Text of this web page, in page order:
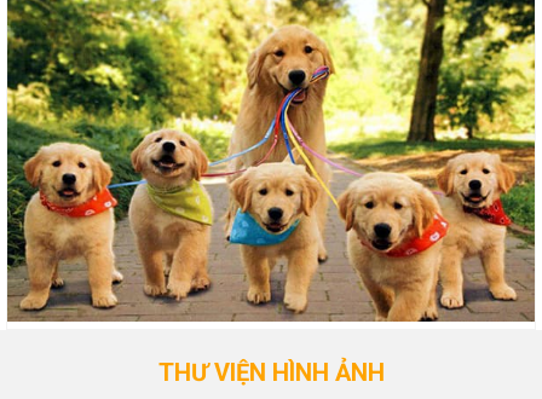
THƯ VIỆN HÌNH ẢNH